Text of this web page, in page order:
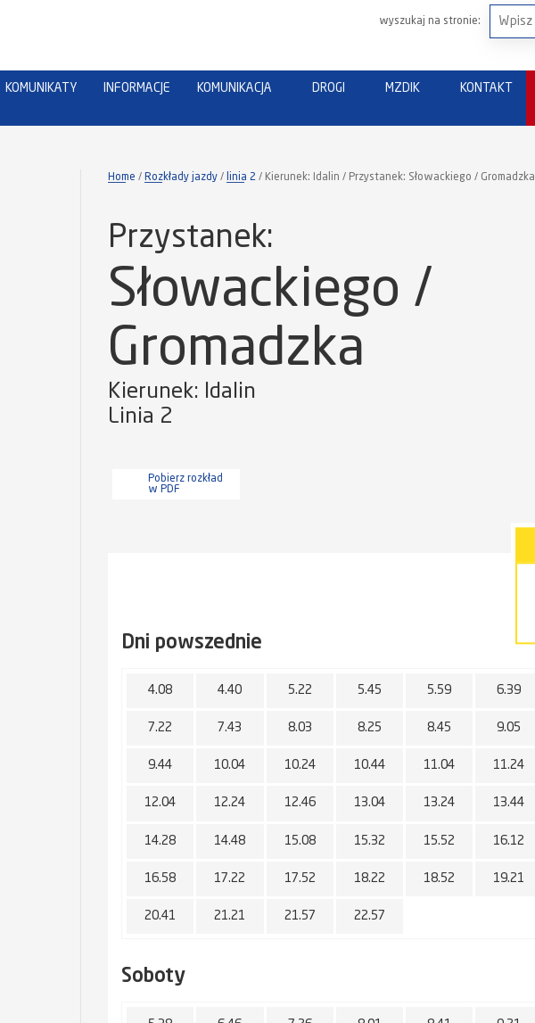
KOMUNIKATY INFORMACJE KOMUNIKACJA DROGI MZDIK KONTAKT
wyszukaj na stronie:
Home Rozkłady jazdy linia 2 Kierunek: Idalin / Przystanek: Słowackiego / Gromadzka
Przystanek:
Słowackiego /
Gromadzka
Kierunek: Idalin
Linia 2
Pobierz rozkład
w PDF
Dni powszednie
4.08 4.40 5.22 5.45 5.59 6.39
7.22 7.43 8.03 8.25 8.45 9.05
9.44 10.04 10.24 10.44 11.04 11.24
12.04 12.24 12.46 13.04 13.24 13.44
14.28 14.48 15.08 15.32 15.52 16.12
16.58 17.22 17.52 18.22 18.52 19.21
20.41 21.21 21.57 22.57
Soboty